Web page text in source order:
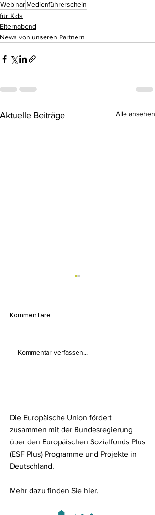
WebinarMedienführerschein
für Kids
Elternabend
News von unseren Partnern
Aktuelle Beiträge Alle ansehen
„Digitales Senioren
Fitnessprogramm“
Kommentare
Kommentar verfassen...
Die Europäische Union fördert
zusammen mit der Bundesregierung
über den Europäischen Sozialfonds Plus
(ESF Plus) Programme und Projekte in
Deutschland.
Mehr dazu finden Sie hier.